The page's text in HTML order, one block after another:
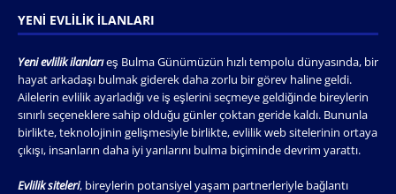
YENI EVLILIK İLANLARI
Yeni evlilik ilanlarıeş Bulma Günümüzün hızlı tempolu dünyasında, bir
hayat arkadaşı bulmak giderek daha zorlu bir görev haline geldi.
Ailelerin evlilik ayarladığı ve iş eşlerini seçmeye geldiğinde bireylerin
sınırlı seçeneklere sahip olduğu günler çoktan geride kaldı. Bununla
birlikte, teknolojinin gelişmesiyle birlikte, evlilik web sitelerinin ortaya
çıkışı, insanların daha iyi yarılarını bulma biçiminde devrim yarattı.
Evlilik siteleri, bireylerin potansiyel yaşam partnerleriyle bağlantı